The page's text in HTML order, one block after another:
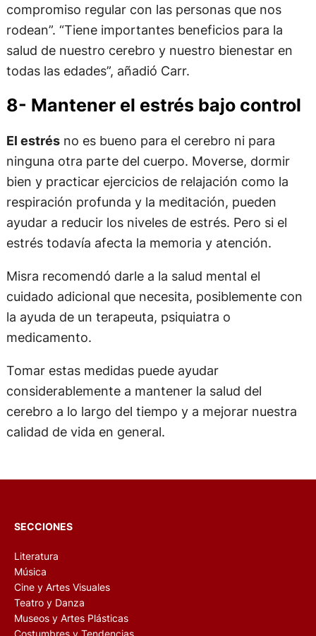
compromiso regular con las personas que nos
rodean”. “Tiene importantes beneficios para la
salud de nuestro cerebro y nuestro bienestar en
todas las edades”, añadió Carr.
8- Mantener el estrés bajo control
El estrésno es bueno para el cerebro ni para
ninguna otra parte del cuerpo. Moverse, dormir
bien y practicar ejercicios de relajación como la
respiración profunda y la meditación, pueden
ayudar a reducir los niveles de estrés. Pero si el
estrés todavía afecta la memoria y atención.
Misra recomendó darle a la salud mental el
cuidado adicional que necesita, posiblemente con
la ayuda de un terapeuta, psiquiatra o
medicamento.
Tomar estas medidas puede ayudar
considerablemente a mantener la salud del
cerebro a lo largo del tiempo y a mejorar nuestra
calidad de vida en general.
SECCIONES
Literatura
Música
Cine y Artes Visuales
Teatro y Danza
Museos y Artes Plásticas